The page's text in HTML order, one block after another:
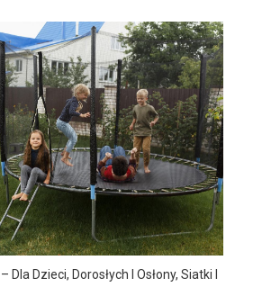
Dzieci, Dorosłych I Osłony, Siatki I